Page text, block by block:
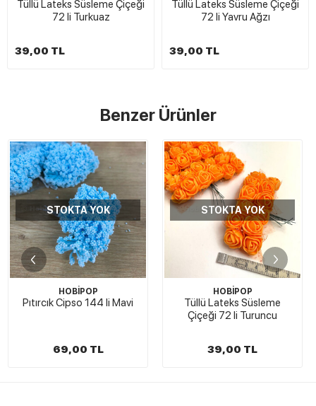
Tüllü Lateks Süsleme Çiçeği
72 li Turkuaz
39,00 TL
Tüllü Lateks Süsleme Çiçeği
72 li Yavru Ağzı
39,00 TL
Benzer Ürünler
STOKTA YOK
HOBİPOP
Pıtırcık Cipso 144 li Mavi
69,00 TL
STOKTA YOK
HOBİPOP
Tüllü Lateks Süsleme
Çiçeği 72 li Turuncu
39,00 TL